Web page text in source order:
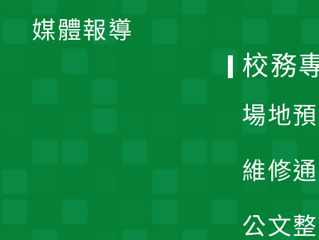
媒體報導
校務
場地
維修
公文